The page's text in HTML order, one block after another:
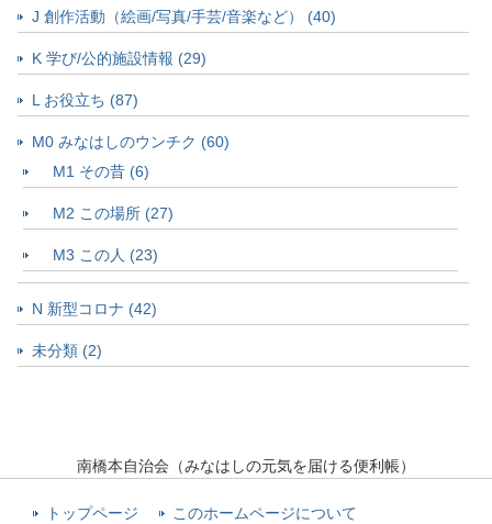
J 創作活動（絵画/写真/手芸/音楽など） (40)
K 学び/公的施設情報 (29)
L お役立ち (87)
M0 みなはしのウンチク (60)
M1 その昔 (6)
M2 この場所 (27)
M3 この人 (23)
N 新型コロナ (42)
未分類 (2)
南橋本自治会（みなはしの元気を届ける便利帳）
トップページ このホームページについて